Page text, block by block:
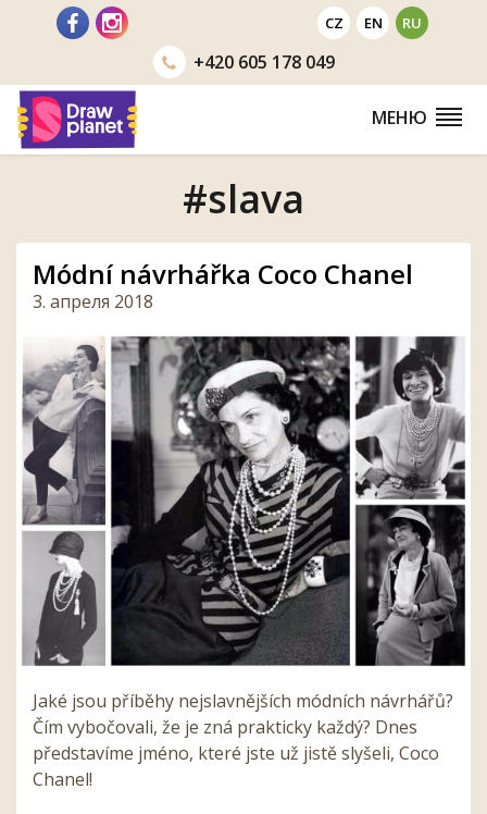
Перейти CZ EN RU
+420605 178 049
МЕНЮ
#slava
Módní návrhářka Coco Chanel
3. апреля 2018
Jaké jsou příběhy nejslavnějších módních návrhářů?
Čím vybočovali, že je zná prakticky každý? Dnes
představíme jméno, které jste už jistě slyšeli, Coco
Chanel!